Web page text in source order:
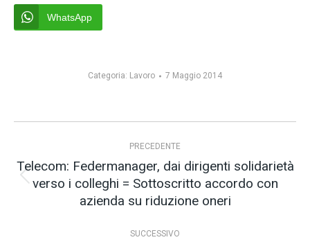
WhatsApp
Categoria: Lavoro 7 Maggio 2014
PRECEDENTE
Post
precedente:
Telecom: Federmanager, dai dirigenti solidarietà
verso i colleghi = Sottoscritto accordo con
azienda su riduzione oneri
SUCCESSIVO